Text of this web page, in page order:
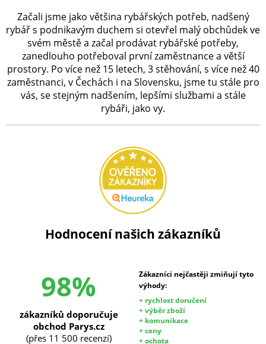
Začali jsme jako většina rybářských potřeb, nadšený
rybář s podnikavým duchem si otevřel malý obchůdek ve
svém městě a začal prodávat rybářské potřeby,
zanedlouho potřeboval první zaměstnance a větší
prostory. Po více než 15 letech, 3 stěhování, s více než 40
zaměstnanci, v Čechách i na Slovensku, jsme tu stále pro
vás, se stejným nadšením, lepšími službami a stále
rybáři, jako vy.
Hodnocení našich zákazníků
98%
Zákazníci nejčastěji zmiňují tyto
výhody:
+ rychlost doručení
+ výběr zboží
+ komunikace
+ ceny
+ ochota
zákazníků doporučuje
obchod Parys.cz
(přes 11 500 recenzí)